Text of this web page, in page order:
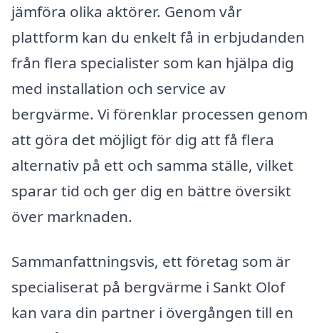
jämföra olika aktörer. Genom vår
plattform kan du enkelt få in erbjudanden
från flera specialister som kan hjälpa dig
med installation och service av
bergvärme. Vi förenklar processen genom
att göra det möjligt för dig att få flera
alternativ på ett och samma ställe, vilket
sparar tid och ger dig en bättre översikt
över marknaden.
Sammanfattningsvis, ett företag som är
specialiserat på bergvärme i Sankt Olof
kan vara din partner i övergången till en